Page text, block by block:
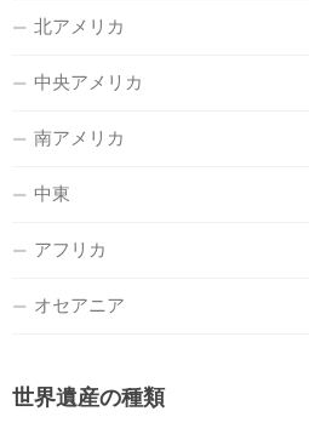
北アメリカ
中央アメリカ
南アメリカ
中東
アフリカ
オセアニア
世界遺産の種類